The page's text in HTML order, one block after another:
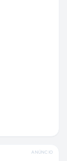
ANÚNCIO